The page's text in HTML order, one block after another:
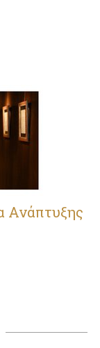
Ανάπτυξης